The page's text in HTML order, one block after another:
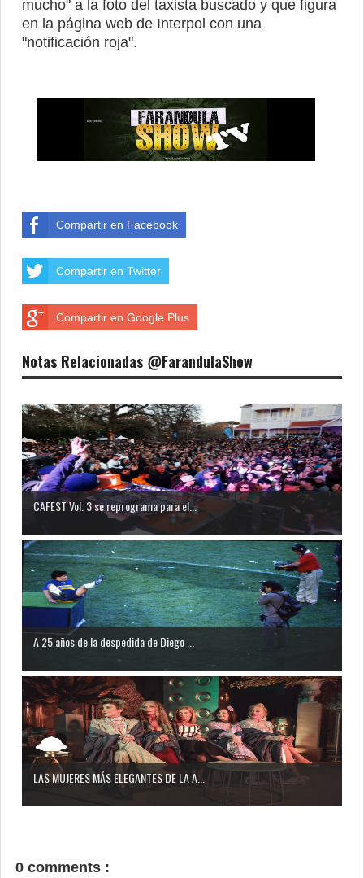
mucho" a la foto del taxista buscado y que figura
en la página web de Interpol con una
"notificación roja".
Compartir en Facebook
Compartir en Twitter
Compartir en Google Plus
Notas Relacionadas @FarandulaShow
CAFEST Vol. 3 se reprograma para el...
A 25 años de la despedida de Diego ...
LAS MUJERES MÁS ELEGANTES DE LA A...
0 comments :